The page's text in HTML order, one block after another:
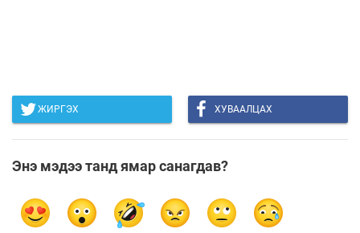
ЖИРГЭХ ХУВААЛЦАХ
Энэ мэдээ танд ямар санагдав?